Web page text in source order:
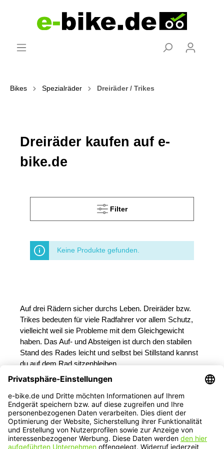
Bikes Spezialräder Dreiräder / Trikes
Dreiräder kaufen auf e-
bike.de
Filter
Keine Produkte gefunden.
Auf drei Rädern sicher durchs Leben. Dreiräder bzw.
Trikes bedeuten für viele Radfahrer vor allem Schutz,
vielleicht weil sie Probleme mit dem Gleichgewicht
haben. Das Auf- und Absteigen ist durch den stabilen
Stand des Rades leicht und selbst bei Stillstand kannst
du auf dem Rad sitzenbleiben.
Service-Hotline
Service
Informationen